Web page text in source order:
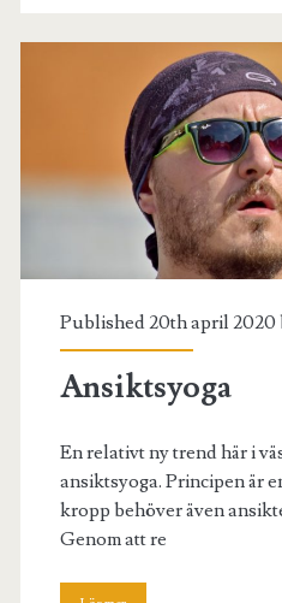
Published 20th april 2020
Ansiktsyoga
En relativt ny trend här i
ansiktsyoga. Principen är
kropp behöver även
Genom att re